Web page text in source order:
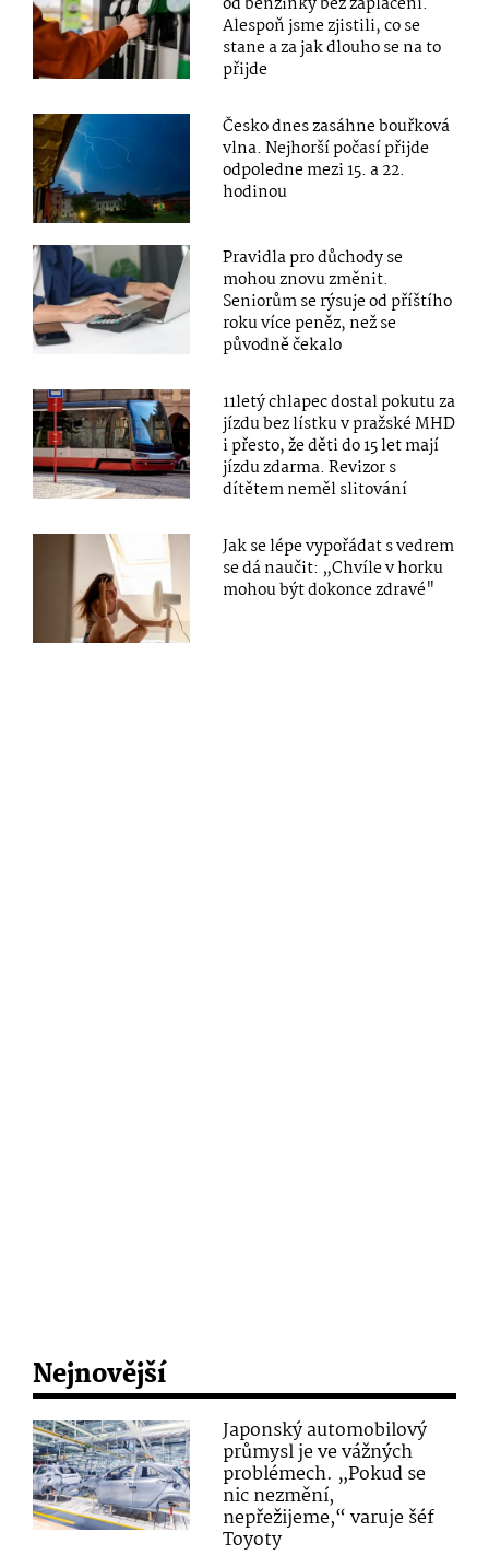
Alespoň jsme zjistili, co se
stane a za jak dlouho se na to
přijde
Česko dnes zasáhne bouřková
vlna. Nejhorší počasí přijde
odpoledne mezi 15. a 22.
hodinou
Pravidla pro důchody se
mohou znovu změnit.
Seniorům se rýsuje od příštího
roku více peněz, než se
původně čekalo
11letý chlapec dostal pokutu za
jízdu bez lístku v pražské MHD
i přesto, že děti do 15 let mají
jízdu zdarma. Revizor s
dítětem neměl slitování
Jak se lépe vypořádat s vedrem
se dá naučit: „Chvíle v horku
mohou být dokonce zdravé"
Nejnovější
Japonský automobilový
průmysl je ve vážných
problémech. „Pokud se
nic nezmění,
nepřežijeme,“ varuje šéf
Toyoty